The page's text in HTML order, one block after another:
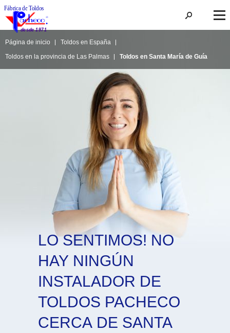
Página de inicio
Toldos en España
Toldos en la provincia de Las Palmas
Toldos en Santa María de Guía
LO SENTIMOS! NO
HAY NINGÚN
INSTALADOR DE
TOLDOS PACHECO
CERCA DE SANTA